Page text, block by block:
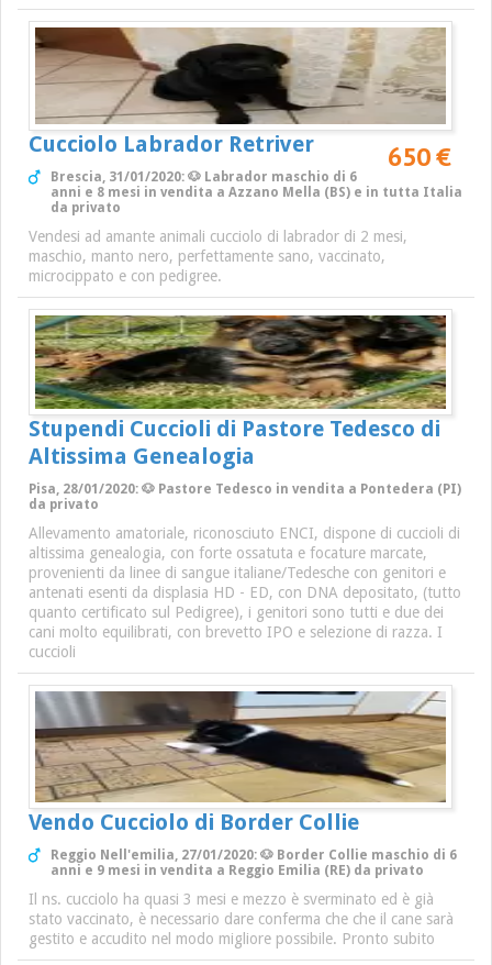
Cucciolo Labrador Retriver 650 €
Brescia, 31/01/2020: 🐶 Labrador maschio di 6
anni e 8 mesi in vendita a Azzano Mella (BS) e in tutta Italia
da privato
Vendesi ad amante animali cucciolo di labrador di 2 mesi,
maschio, manto nero, perfettamente sano, vaccinato,
microcippato e con pedigree.
Stupendi Cuccioli di Pastore Tedesco di
Altissima Genealogia
Pisa, 28/01/2020: 🐶 Pastore Tedesco in vendita a Pontedera (PI)
da privato
Allevamento amatoriale, riconosciuto ENCI, dispone di cuccioli di
altissima genealogia, con forte ossatuta e focature marcate,
provenienti da linee di sangue italiane/Tedesche con genitori e
antenati esenti da displasia HD - ED, con DNA depositato, (tutto
quanto certificato sul Pedigree), i genitori sono tutti e due dei
cani molto equilibrati, con brevetto IPO e selezione di razza. I
cuccioli
Vendo Cucciolo di Border Collie
Reggio Nell'emilia, 27/01/2020: 🐶 Border Collie maschio di 6
anni e 9 mesi in vendita a Reggio Emilia (RE) da privato
Il ns. cucciolo ha quasi 3 mesi e mezzo è sverminato ed è già
stato vaccinato, è necessario dare conferma che che il cane sarà
gestito e accudito nel modo migliore possibile. Pronto subito